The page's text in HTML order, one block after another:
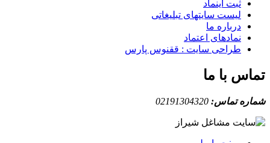
ثبت اینماد
لیست سایتهای تبلیغاتی
درباره ما
نمادهای اعتماد
طراحی سایت : ققنوس پارس
تماس با ما
شماره تماس: 02191304320